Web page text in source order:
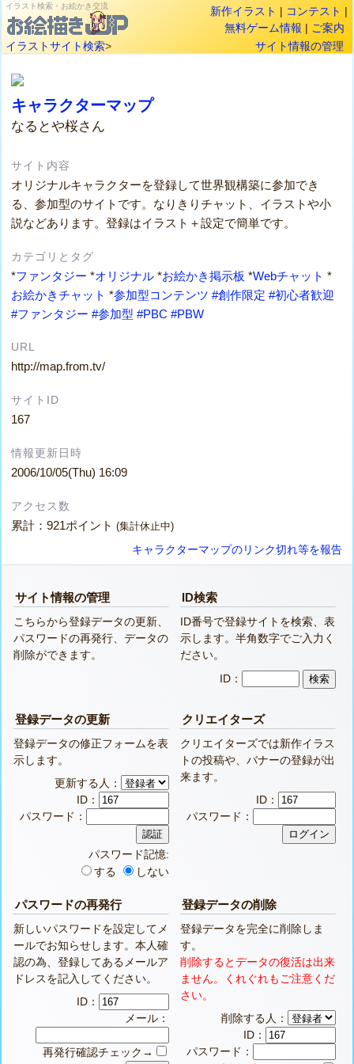
イラスト検索・お絵かき交流 新作イラスト | コンテスト |
無料ゲーム情報 | ご案内
イラストサイト検索> サイト情報の管理
キャラクターマップ
なるとや桜さん
サイト内容
オリジナルキャラクターを登録して世界観構築に参加でき
る、参加型のサイトです。なりきりチャット、イラストや小
説などあります。登録はイラスト＋設定で簡単です。
カテゴリとタグ
*ファンタジー *オリジナル *お絵かき掲示板 *Webチャット *
お絵かきチャット *参加型コンテンツ #創作限定 #初心者歓迎
#ファンタジー #参加型 #PBC #PBW
URL
http://map.from.tv/
サイトID
167
情報更新日時
2006/10/05(Thu) 16:09
アクセス数
累計：921ポイント(集計休止中)
キャラクターマップのリンク切れ等を報告
サイト情報の管理
こちらから登録データの更新、
パスワードの再発行、データの
削除ができます。
ID検索
ID番号で登録サイトを検索、表
示します。半角数字でご入力く
ださい。
ID：
登録データの更新
登録データの修正フォームを表
示します。
更新する人：
ID：
パスワード：
パスワード記憶:
する
しない
クリエイターズ
クリエイターズでは新作イラス
トの投稿や、バナーの登録が出
来ます。
ID：
パスワード：
パスワードの再発行
新しいパスワードを設定してメ
ールでお知らせします。本人確
認の為、登録してあるメールア
ドレスを記入してください。
ID：
メール：
再発行確認チェック→
登録データの削除
登録データを完全に削除しま
す。
削除するとデータの復活は出来
ません。くれぐれもご注意くだ
さい。
削除する人：
ID：
パスワード：